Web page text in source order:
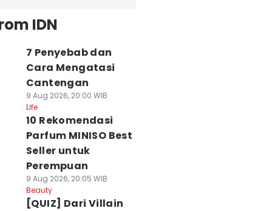
IDN
7 Penyebab dan
Cara Mengatasi
Cantengan
9 Aug 2026, 20:00 WIB
Life
10 Rekomendasi
Parfum MINISO Best
Seller untuk
Perempuan
9 Aug 2026, 20:05 WIB
Beauty
[QUIZ] Dari Villain